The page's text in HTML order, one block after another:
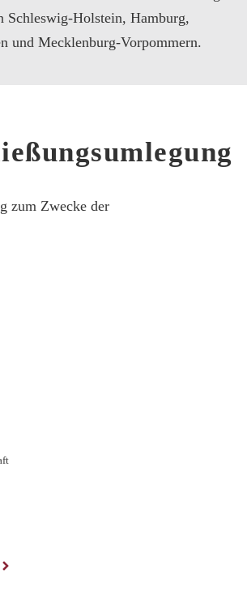
Schleswig-Holstein, Hamburg,
und Mecklenburg-Vorpommern.
zum Zwecke der